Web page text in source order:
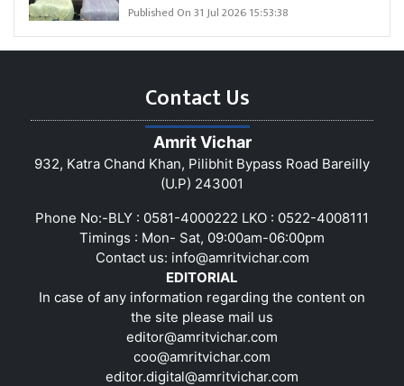
Published On 31 Jul 2026 15:53:38
Contact Us
Amrit Vichar
932, Katra Chand Khan, Pilibhit Bypass Road Bareilly
(U.P) 243001
Phone No:-BLY : 0581-4000222 LKO : 0522-4008111
Timings : Mon- Sat, 09:00am-06:00pm
Contact us: info@amritvichar.com
EDITORIAL
In case of any information regarding the content on
the site please mail us
editor@amritvichar.com
coo@amritvichar.com
editor.digital@amritvichar.com